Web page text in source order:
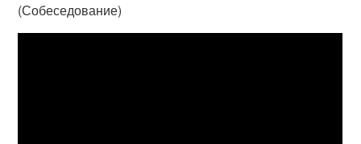
(Собеседование)